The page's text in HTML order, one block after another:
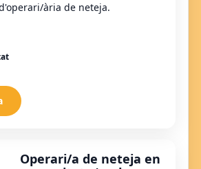
ària de neteja.
Operari/a de neteja en